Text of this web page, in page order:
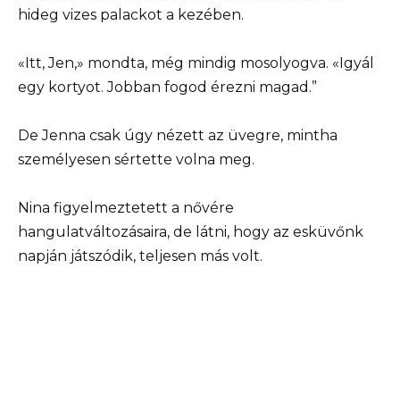
hideg vizes palackot a kezében.
«Itt, Jen,» mondta, még mindig mosolyogva. «Igyál
egy kortyot. Jobban fogod érezni magad.”
De Jenna csak úgy nézett az üvegre, mintha
személyesen sértette volna meg.
Nina figyelmeztetett a nővére
hangulatváltozásaira, de látni, hogy az esküvőnk
napján játszódik, teljesen más volt.